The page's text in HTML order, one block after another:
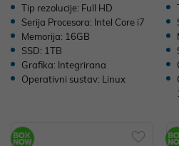
Tip rezolucije: Full HD
Serija Procesora: Intel Core i7
Memorija: 16GB
SSD: 1TB
Grafika: Integrirana
Operativni sustav: Linux